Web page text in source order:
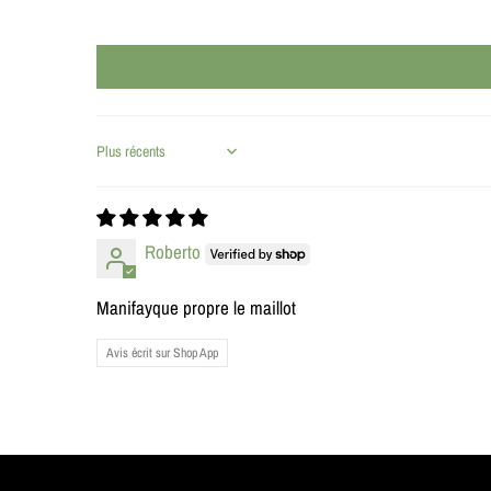
Sort by
Roberto
Manifayque propre le maillot
Avis écrit sur Shop App